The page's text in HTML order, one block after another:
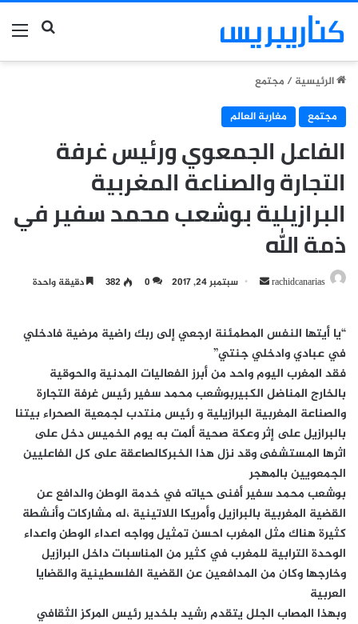
بحث
الرئيسية/مجتمع
مجتمع
مغاربة العالم
الفاعل الجمعوي ورئيس غرفة
التجارة والصناعة المغربية
البرازيلية بوشعب محمد سفير في
ذمة الله
rachidcanarias
أرسل سبتمبر 24, 2017 0
382 دقيقة واحدة
“يا أيتها النفس المطمئنة ارجعي إلى ربك راضية مرضية فادخلي
في عبادي وادخلي جنتي”
فقد المغرب اليوم واحد من أبرز الفعاليات المدنية والحوقية
بالخارج المناضل الكبيربوشعب محمد سفير رئيس غرفة التجارة
والصناعة المغربية البرازيلية و رئيس منتدب لجمعية الصحراء بيتنا
بالبرازيل على إثر وعكة صحية ألمت به يوم الخميس دخل على
اثرها المستشفى وقد نزل هذا الخبركالصاعقة على كل الفاعليين
الجمعويين بالمهجر
بوشعب محمد سفير أفنى حياته في خدمة الوطن والدافع عن
القضية المغربية بالبرازيل وأمريكا اللاتينية ،له مشاركات وأنشطة
كثيرة هناك مثل المغرب احسن تمثيل وواجه اعداء الوطن واعداء
الوحدة الترابية للمغرب في كثير من المناسبات داخل البرازيل
وخارجها وكان من المدافعين عن القضية الفلسطينية والقضايا
العربية
وبهذا المصاب الجلل يتقدم رشيد بلخدير رئيس المركز الثقافي